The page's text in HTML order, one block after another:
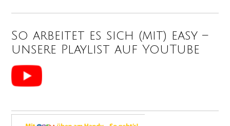
So arbeitet es sich (mit) easy –
unsere Playlist auf YouTube